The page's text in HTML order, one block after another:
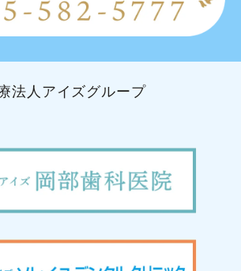
法人アイズグループ